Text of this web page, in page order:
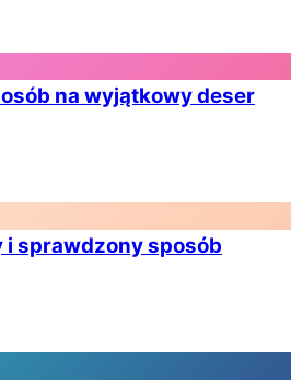
na wyjątkowy deser
i sprawdzony sposób